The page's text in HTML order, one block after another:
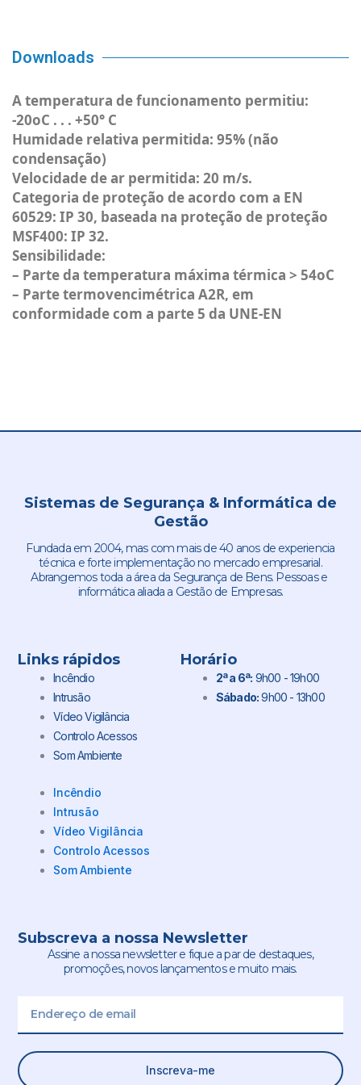
Downloads
A temperatura de funcionamento permitiu:
-20oC . . . +50° C
Humidade relativa permitida: 95% (não
condensação)
Velocidade de ar permitida: 20 m/s.
Categoria de proteção de acordo com a EN
60529: IP 30, baseada na proteção de proteção
MSF400: IP 32.
Sensibilidade:
– Parte da temperatura máxima térmica > 54oC
– Parte termovencimétrica A2R, em
conformidade com a parte 5 da UNE-EN
Sistemas de Segurança & Informática de
Gestão
Fundada em 2004, mas com mais de 40 anos de experiencia
técnica e forte implementação no mercado empresarial.
Abrangemos toda a área da Segurança de Bens. Pessoas e
informática aliada a Gestão de Empresas.
Links rápidos
Incêndio
Intrusão
Vídeo Vigilância
Controlo Acessos
Som Ambiente
Incêndio
Intrusão
Vídeo Vigilância
Controlo Acessos
Som Ambiente
Horário
2ª a 6ª: 9h00 - 19h00
Sábado:9h00 - 13h00
Subscreva a nossa Newsletter
Assine a nossa newsletter e fique a par de destaques,
promoções, novos lançamentos e muito mais.
Inscreva-me